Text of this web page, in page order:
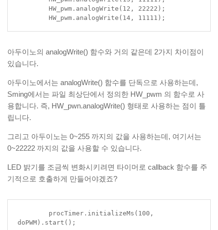
	HW_pwm.analogWrite(14, 11111);
아두이노의 analogWrite() 함수와 거의 같은데 2가지 차이점이
있습니다.
아두이노에서는 analogWrite() 함수를 단독으로 사용하는데,
Sming에서는 파일 최상단에서 정의한 HW_pwm 의 함수로 사
용합니다. 즉, HW_pwn.analogWrite() 형태로 사용하는 점이 틀
립니다.
그리고 아두이노는 0~255 까지의 값을 사용하는데, 여기서는
0~22222 까지의 값을 사용할 수 있습니다.
LED 밝기를 조금씩 변화시키려면 타이머로 callback 함수를 주
기적으로 호출하게 만들어야겠죠?
doPWM).start();